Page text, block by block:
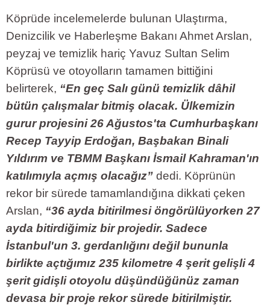
Köprüde incelemelerde bulunan Ulaştırma,
Denizcilik ve Haberleşme Bakanı Ahmet Arslan,
peyzaj ve temizlik hariç Yavuz Sultan Selim
Köprüsü ve otoyolların tamamen bittiğini
belirterek, “En geç Salı günü temizlik dâhil
bütün çalışmalar bitmiş olacak. Ülkemizin
gurur projesini 26 Ağustos'ta Cumhurbaşkanı
Recep Tayyip Erdoğan, Başbakan Binali
Yıldırım ve TBMM Başkanı İsmail Kahraman'ın
katılımıyla açmış olacağız” dedi. Köprünün
rekor bir sürede tamamlandığına dikkati çeken
Arslan, “36 ayda bitirilmesi öngörülüyorken 27
ayda bitirdiğimiz bir projedir. Sadece
İstanbul'un 3. gerdanlığını değil bununla
birlikte açtığımız 235 kilometre 4 şerit gelişli 4
şerit gidişli otoyolu düşündüğünüz zaman
devasa bir proje rekor sürede bitirilmiştir.